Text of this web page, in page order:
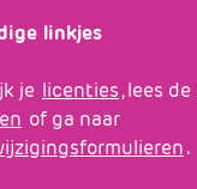
linkjes
je licenties, lees de
of ga naar
.